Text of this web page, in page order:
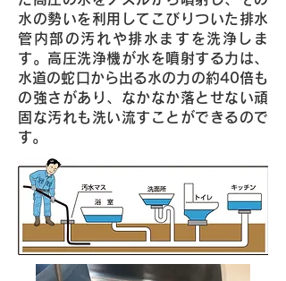
水の勢いを利用してこびりついた排水
管内部の汚れや排水ますを洗浄しま
す。高圧洗浄機が水を噴射する力は、
水道の蛇口から出る水の力の約40倍も
の強さがあり、なかなか落とせない頑
固な汚れも洗い流すことができるので
す。